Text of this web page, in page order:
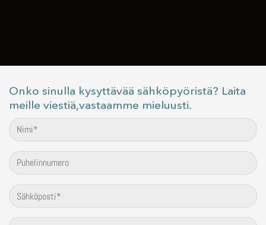
Onko sinulla kysyttävää sähköpyöristä? Laita
meille viestiä,vastaamme mieluusti.